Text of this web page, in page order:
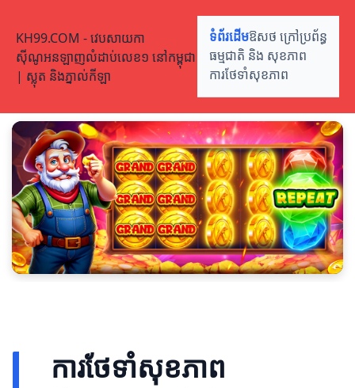
KH99.COM - វេបសាយកា
ស៊ីណូអនឡាញលំដាប់លេខ១ នៅកម្ពុជា
| ស្លុត និងភ្នាល់កីឡា
ទំព័រដើមឱសថ ក្រៅប្រព័ន្ធ
ធម្មជាតិ និង សុខភាព
ការថែទាំសុខភាព
ការថែទាំសុខភាព